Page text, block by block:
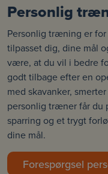
Personlig
Personlig træning er
tilpasset dig, dine mål
være, at du vil i bedre
godt tilbage efter en
med skavanker,
personlig træner får du
sparring og et trygt
dine mål.
Forespørgsel